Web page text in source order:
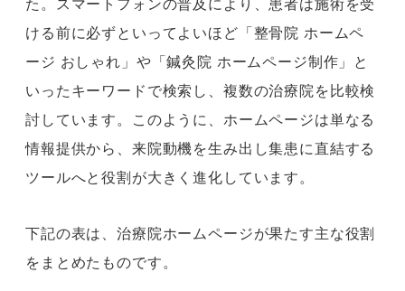
た。スマートフォンの普及により、患者は施術を受
ける前に必ずといってよいほど「整骨院 ホームペ
ージ おしゃれ」や「鍼灸院 ホームページ制作」と
いったキーワードで検索し、複数の治療院を比較検
討しています。このように、ホームページは単なる
情報提供から、来院動機を生み出し集患に直結する
ツールへと役割が大きく進化しています。
下記の表は、治療院ホームページが果たす主な役割
をまとめたものです。